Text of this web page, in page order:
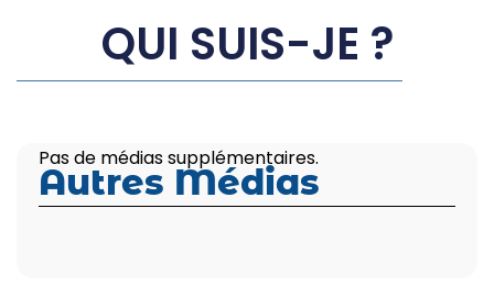
QUI SUIS-JE ?
Autres Médias
Pas de médias supplémentaires.